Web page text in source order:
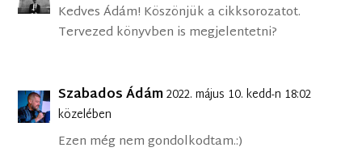
Kedves Ádám! Köszönjük a cikksorozatot.
Tervezed könyvben is megjelentetni?
Szabados Ádám2022. május 10. kedd-n 18:02
közelében
Ezen még nem gondolkodtam.:)